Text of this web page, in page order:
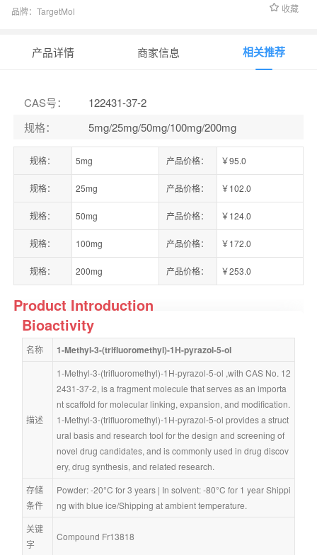
品牌： TargetMol 收藏
产品详情 商家信息 相关推荐
CAS号：
122431-37-2
规格： 5mg/25mg/50mg/100mg/200mg
规格： 5mg 产品价格： ￥95.0
规格： 25mg 产品价格： ￥102.0
规格： 50mg 产品价格： ￥124.0
规格： 100mg 产品价格： ￥172.0
规格： 200mg 产品价格： ￥253.0
Product Introduction
Bioactivity
名称 1-Methyl-3-(trifluoromethyl)-1H-pyrazol-5-ol
描述
1-Methyl-3-(trifluoromethyl)-1H-pyrazol-5-ol ,with CAS No. 12
2431-37-2, is a fragment molecule that serves as an importa
nt scaffold for molecular linking, expansion, and modification.
1-Methyl-3-(trifluoromethyl)-1H-pyrazol-5-ol provides a struct
ural basis and research tool for the design and screening of
novel drug candidates, and is commonly used in drug discov
ery, drug synthesis, and related research.
存储
条件
Powder: -20°C for 3 years | In solvent: -80°C for 1 year Shippi
ng with blue ice/Shipping at ambient temperature.
关键
字
Compound Fr13818